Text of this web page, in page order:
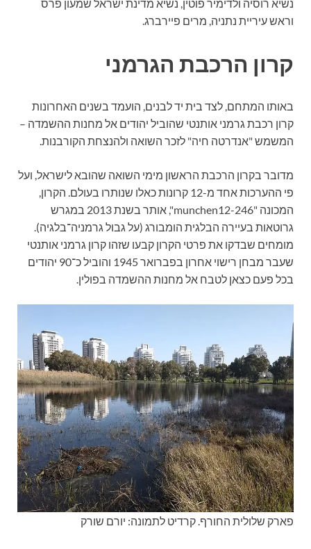
נשיא רוסיה ולדימיר פוטין, נשיא מדינת ישראל שמעון פרס
וראש עיריית נתניה, מרים פיירברג.
קרון הרכבת הגרמני
באותו המתחם, לצד בית יד לבנים, הועמד בשנים האחרונות
קרון רכבת גרמני אותנטי שהוביל יהודים אל מחנות ההשמדה –
המשמש "אנדרטה חיה" לזכר השואה ולהנצחת הקורבנות.
מדובר בקרון הרכבת הראשון מימי השואה שהובא לישראל, ועל
פי ההערכות אחד מ-12 קרונות כאלו שנותרו בעולם. הקרון,
המכונה "munchen12-246", אותר בשנת 2013 במגרש
גרוטאות בעיירה הבלגית הומבורג (על גבול גרמניה־בלגיה).
מומחים שבדקו את פרטי הקרון קבעו שזהו קרון גרמני אותנטי
שעבר מבחן רישוי אחרון בפברואר 1945 והוביל כ־90 יהודים
בכל פעם כצאן לטבח אל מחנות ההשמדה בפולין.
פארק שלולית החורף. קרדיט לתמונה: יורם שורק